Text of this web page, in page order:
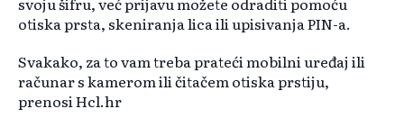
otiska prsta, skeniranja lica ili upisivanja PIN-a.
Svakako, za to vam treba prateći mobilni uređaj ili
računar s kamerom ili čitačem otiska prstiju,
prenosi Hcl.hr